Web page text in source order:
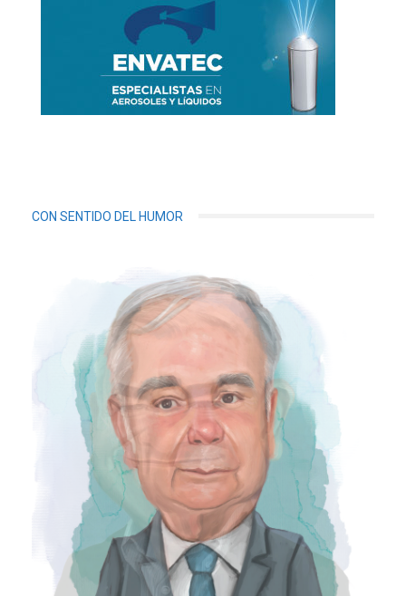
CON SENTIDO DEL HUMOR